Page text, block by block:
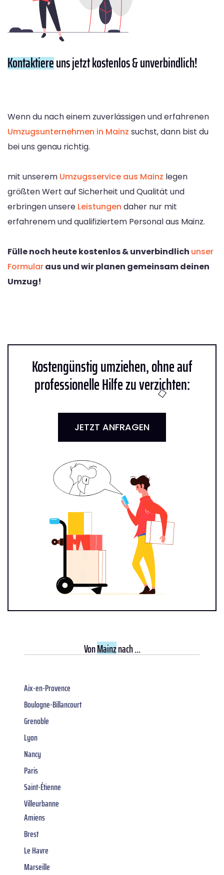
Kontaktiereuns jetzt kostenlos & unverbindlich!
Wenn du nach einem zuverlässigen und erfahrenen
Umzugsunternehmen in Mainz suchst, dann bist du
bei uns genau richtig.
mit unserem Umzugsservice aus Mainz legen
größten Wert auf Sicherheit und Qualität und
erbringen unsere Leistungen daher nur mit
erfahrenem und qualifiziertem Personal aus Mainz.
Fülle noch heute kostenlos & unverbindlich unser
Formularaus und wir planen gemeinsam deinen
Umzug!
Kostengünstig umziehen, ohne auf
professionelle Hilfe zu verzichten:
JETZT ANFRAGEN
VonMainznach ...
Aix-en-Provence
Boulogne-Billancourt
Grenoble
Lyon
Nancy
Paris
Saint-Étienne
Villeurbanne
Amiens
Brest
Le Havre
Marseille